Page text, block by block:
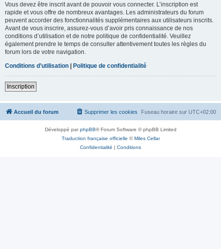
Vous devez être inscrit avant de pouvoir vous connecter. L’inscription est
rapide et vous offre de nombreux avantages. Les administrateurs du forum
peuvent accorder des fonctionnalités supplémentaires aux utilisateurs inscrits.
Avant de vous inscrire, assurez-vous d’avoir pris connaissance de nos
conditions d’utilisation et de notre politique de confidentialité. Veuillez
également prendre le temps de consulter attentivement toutes les règles du
forum lors de votre navigation.
Conditions d’utilisation | Politique de confidentialité
Inscription
Accueil du forum Fuseau horaire sur UTC+02:00
Supprimer les cookies
Développé parphpBB® Forum Software © phpBB Limited
Traduction française officielle ©Miles Cellar
Confidentialité | Conditions